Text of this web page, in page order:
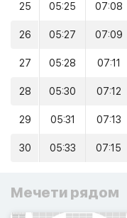
25 05:25 07:08
26 05:27 07:09
27 05:28 07:11
28 05:30 07:12
29 05:31 07:13
30 05:33 07:15
Мечети рядом